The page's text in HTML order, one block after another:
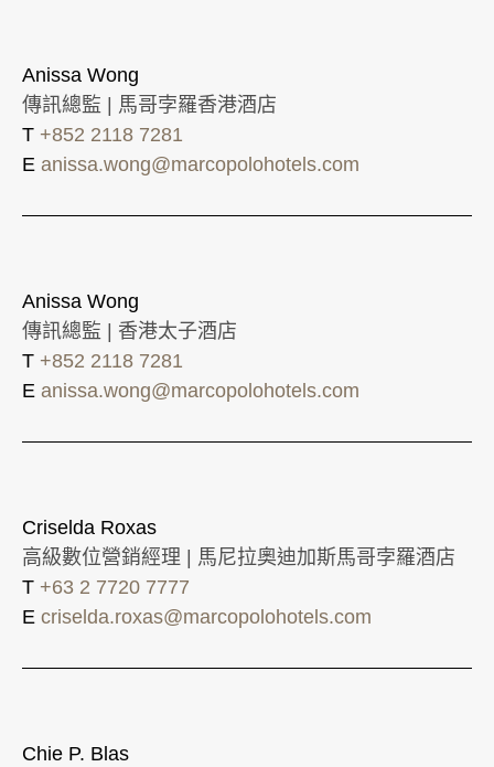
Anissa Wong
傳訊總監 | 馬哥孛羅香港酒店
T +852 2118 7281
E anissa.wong@marcopolohotels.com
Anissa Wong
傳訊總監 | 香港太子酒店
T +852 2118 7281
E anissa.wong@marcopolohotels.com
Criselda Roxas
高級數位營銷經理 | 馬尼拉奧迪加斯馬哥孛羅酒店
T +63 2 7720 7777
E criselda.roxas@marcopolohotels.com
Chie P. Blas